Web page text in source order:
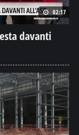
02:17
davanti